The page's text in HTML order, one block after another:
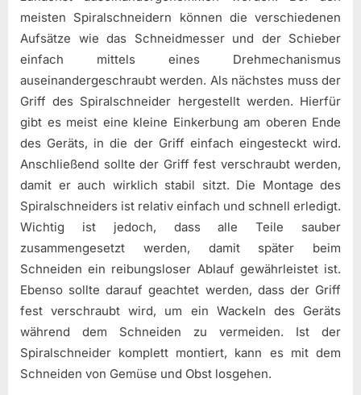
meisten Spiralschneidern können die verschiedenen
Aufsätze wie das Schneidmesser und der Schieber
einfach mittels eines Drehmechanismus
auseinandergeschraubt werden. Als nächstes muss der
Griff des Spiralschneider hergestellt werden. Hierfür
gibt es meist eine kleine Einkerbung am oberen Ende
des Geräts, in die der Griff einfach eingesteckt wird.
Anschließend sollte der Griff fest verschraubt werden,
damit er auch wirklich stabil sitzt. Die Montage des
Spiralschneiders ist relativ einfach und schnell erledigt.
Wichtig ist jedoch, dass alle Teile sauber
zusammengesetzt werden, damit später beim
Schneiden ein reibungsloser Ablauf gewährleistet ist.
Ebenso sollte darauf geachtet werden, dass der Griff
fest verschraubt wird, um ein Wackeln des Geräts
während dem Schneiden zu vermeiden. Ist der
Spiralschneider komplett montiert, kann es mit dem
Schneiden von Gemüse und Obst losgehen.